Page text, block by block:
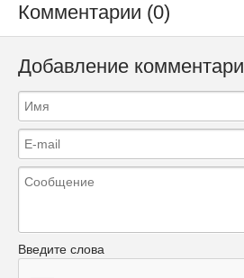
Комментарии (0)
Добавление
Введите слова